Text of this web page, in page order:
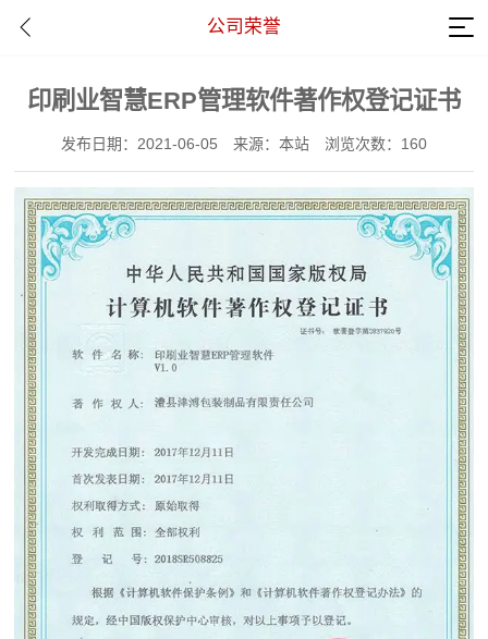
公司荣誉
印刷业智慧ERP管理软件著作权登记证书
发布日期：2021-06-05 来源：本站 浏览次数：160